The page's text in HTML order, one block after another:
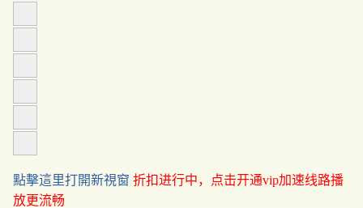
點擊這里打開新視窗 折扣进行中，点击开通vip加速线路播
放更流畅